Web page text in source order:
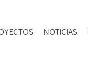
NOTICIAS